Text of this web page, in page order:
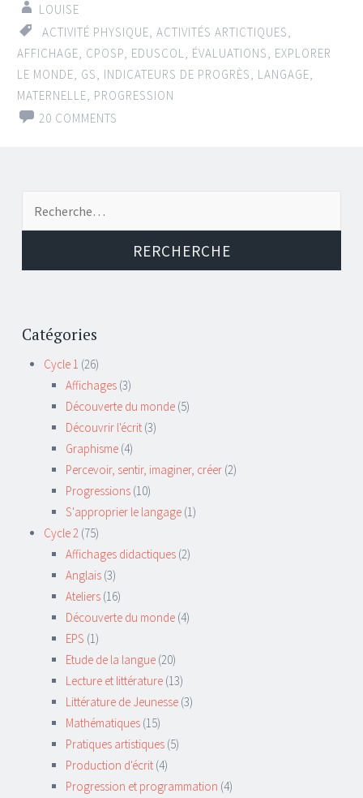
LOUISE
ACTIVITÉ PHYSIQUE, ACTIVITÉS ARTICTIQUES,
AFFICHAGE, CPOSP, EDUSCOL, ÉVALUATIONS, EXPLORER
LE MONDE, GS, INDICATEURS DE PROGRÈS, LANGAGE,
MATERNELLE, PROGRESSION
20 COMMENTS
Catégories
Cycle 1 (26)
Affichages (3)
Découverte du monde (5)
Découvrir l'écrit (3)
Graphisme (4)
Percevoir, sentir, imaginer, créer (2)
Progressions (10)
S'approprier le langage (1)
Cycle 2 (75)
Affichages didactiques (2)
Anglais (3)
Ateliers (16)
Découverte du monde (4)
EPS (1)
Etude de la langue (20)
Lecture et littérature (13)
Littérature de Jeunesse (3)
Mathématiques (15)
Pratiques artistiques (5)
Production d'écrit (4)
Progression et programmation (4)